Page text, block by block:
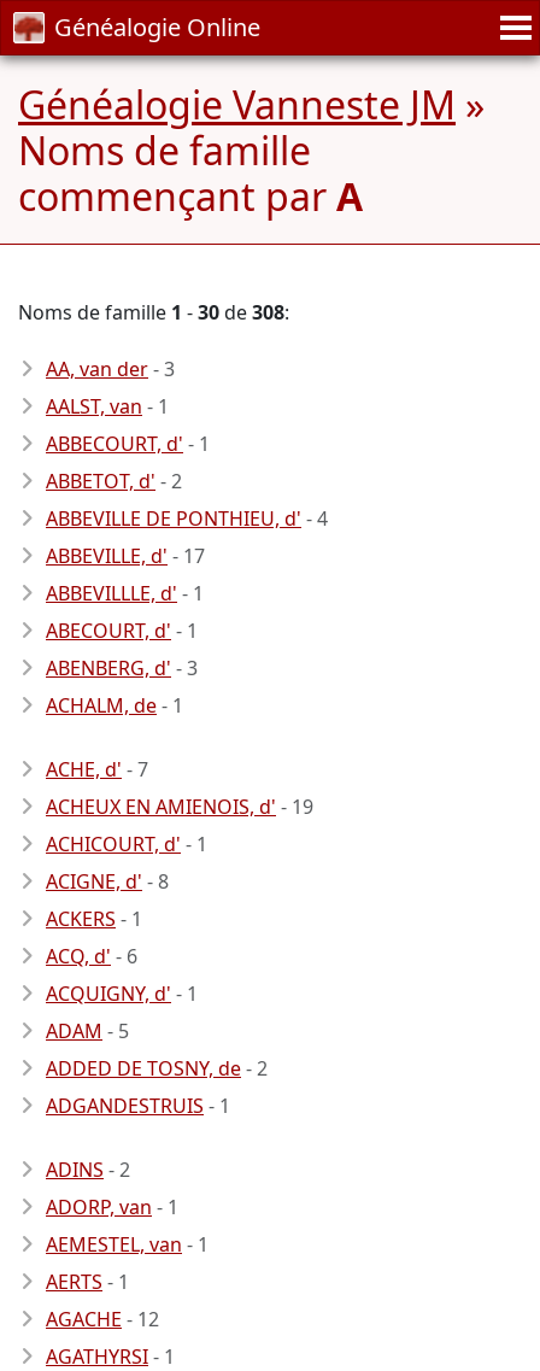
Généalogie Online
Généalogie Vanneste JM »
Noms de famille
commençant parA
Noms de famille 1 -30de308:
AA, van der- 3
AALST, van - 1
ABBECOURT, d' - 1
ABBETOT, d' - 2
ABBEVILLE DE PONTHIEU, d' - 4
ABBEVILLE, d' - 17
ABBEVILLLE, d' - 1
ABECOURT, d' - 1
ABENBERG, d' - 3
ACHALM, de- 1
ACHE, d' - 7
ACHEUX EN AMIENOIS, d' - 19
ACHICOURT, d' - 1
ACIGNE, d' - 8
ACKERS - 1
ACQ, d' - 6
ACQUIGNY, d' - 1
ADAM - 5
ADDED DE TOSNY, de- 2
ADGANDESTRUIS - 1
ADINS - 2
ADORP, van - 1
AEMESTEL, van - 1
AERTS - 1
AGACHE - 12
AGATHYRSI- 1